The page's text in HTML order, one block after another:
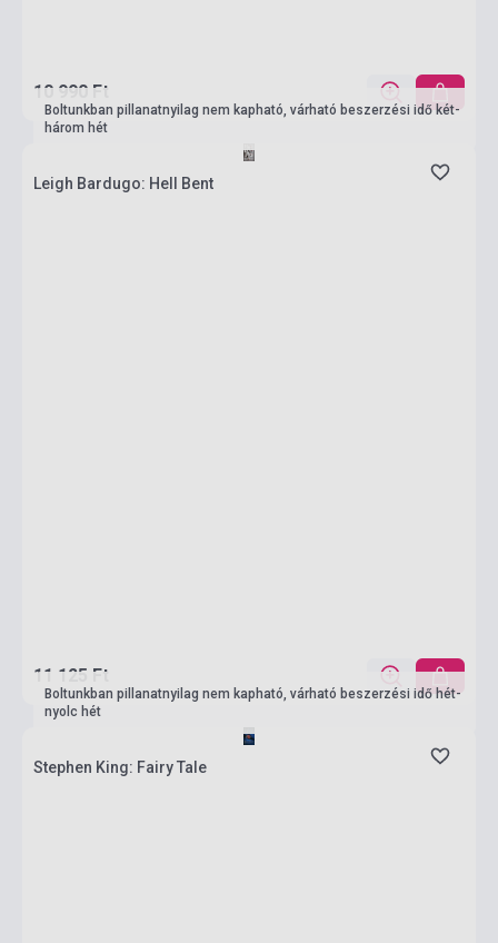
10 990 Ft
Boltunkban pillanatnyilag nem kapható, várható beszerzési idő két-
három hét
Leigh Bardugo: Hell Bent
11 125 Ft
Boltunkban pillanatnyilag nem kapható, várható beszerzési idő hét-
nyolc hét
Stephen King: Fairy Tale